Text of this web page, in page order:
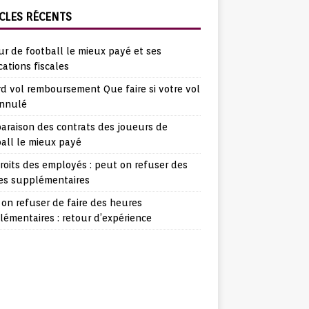
RÉCENTS
de football le mieux payé et ses
fiscales
vol remboursement Que faire si votre vol
des contrats des joueurs de
le mieux payé
des employés : peut on refuser des
supplémentaires
refuser de faire des heures
: retour d’expérience